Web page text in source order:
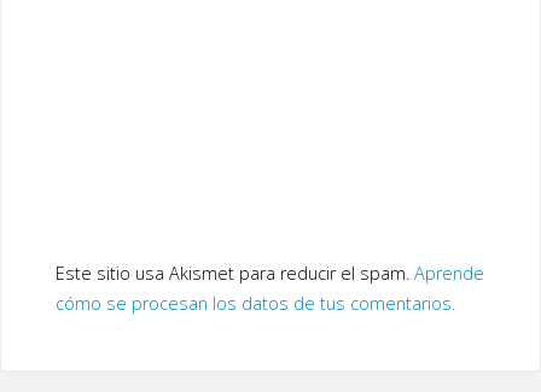
Este sitio usa Akismet para reducir el spam. Aprende
cómo se procesan los datos de tus comentarios.